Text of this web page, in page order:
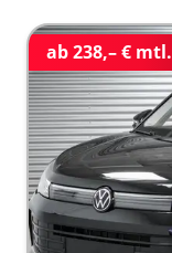
ab 238,– € mtl.